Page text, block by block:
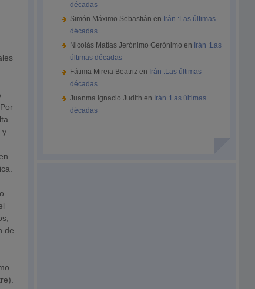
y
de
décadas
Simón Máximo Sebastián en Irán :Las últimas
décadas
Nicolás Matías Jerónimo Gerónimo en Irán :Las
últimas décadas
Fátima Mireia Beatriz en Irán :Las últimas
décadas
Juanma Ignacio Judith en Irán :Las últimas
décadas